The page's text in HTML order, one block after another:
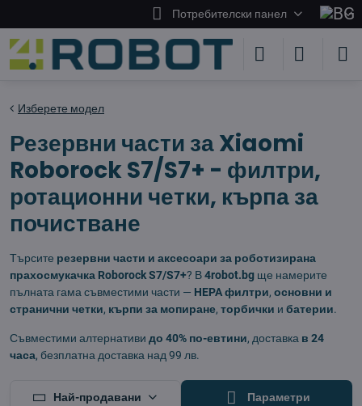
Потребителски панел
Изберете модел
Резервни части за Xiaomi
Roborock S7/S7+ - филтри,
ротационни четки, кърпа за
почистване
Търсите резервни части и аксесоари за роботизирана
прахосмукачка Roborock S7/S7+? В4robot.bg ще намерите
пълната гама съвместими части — HEPA филтри, основни и
странични четки, кърпи за мопиране, торбички и батерии.
Съвместими алтернативи до 40% по-евтини, доставка в 24
часа, безплатна доставка над 99 лв.
Най-продавани Параметри